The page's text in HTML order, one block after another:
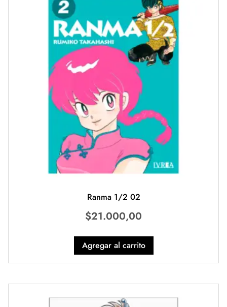
Ranma 1/2 02
$21.000,00
Agregar al carrito